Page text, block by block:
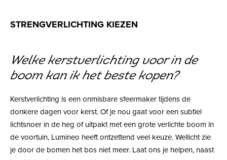
STRENGVERLICHTING KIEZEN
Welke kerstverlichting voor in de
boom kan ik het beste kopen?
Kerstverlichting is een onmisbare sfeermaker tijdens de
donkere dagen voor kerst. Of je nou gaat voor een subtiel
lichtsnoer in de heg of uitpakt met een grote verlichte boom in
de voortuin, Lumineo heeft ontzettend veel keuze. Wellicht zie
je door de bomen het bos niet meer. Laat ons je helpen, naast